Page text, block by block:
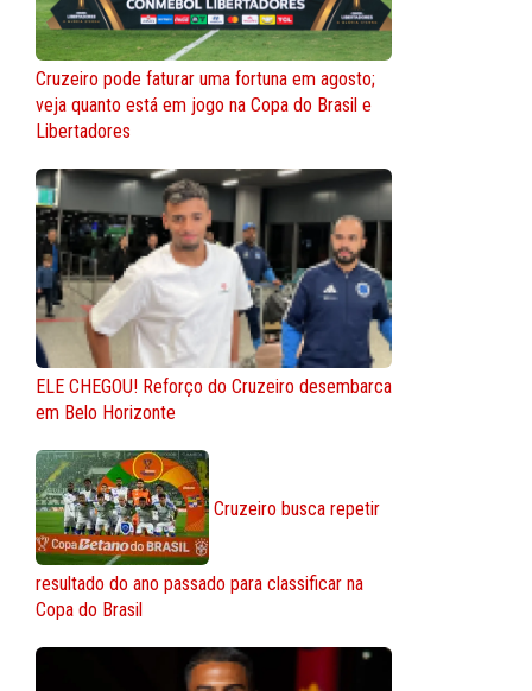
Cruzeiro pode faturar uma fortuna em agosto;
veja quanto está em jogo na Copa do Brasil e
Libertadores
ELE CHEGOU! Reforço do Cruzeiro desembarca
em Belo Horizonte
Cruzeiro busca repetir
resultado do ano passado para classificar na
Copa do Brasil